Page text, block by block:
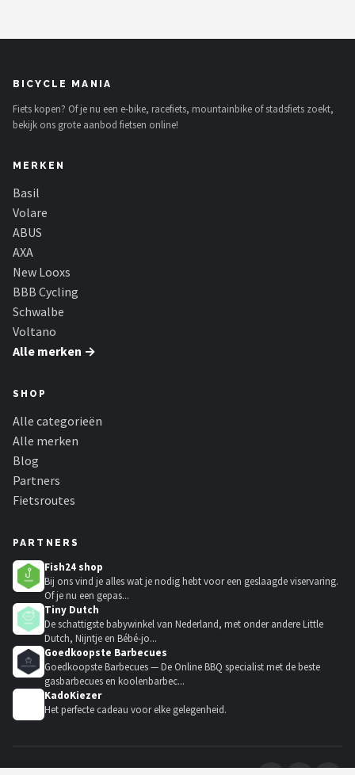
BICYCLE MANIA
Fiets kopen? Of je nu een e-bike, racefiets, mountainbike of stadsfiets zoekt,
bekijk ons grote aanbod fietsen online!
MERKEN
Basil
Volare
ABUS
AXA
New Looxs
BBB Cycling
Schwalbe
Voltano
Alle merken →
SHOP
Alle categorieën
Alle merken
Blog
Partners
Fietsroutes
PARTNERS
Fish24 shop
Bij ons vind je alles wat je nodig hebt voor een geslaagde viservaring.
Of je nu een gepas...
Tiny Dutch
De schattigste babywinkel van Nederland, met onder andere Little
Dutch, Nijntje en Bébé-jo...
Goedkoopste Barbecues
Goedkoopste Barbecues — De Online BBQ specialist met de beste
gasbarbecues en koolenbarbec...
KadoKiezer
Het perfecte cadeau voor elke gelegenheid.